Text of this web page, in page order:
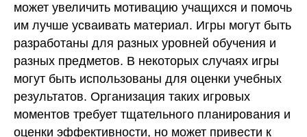
может увеличить мотивацию учащихся и помочь
им лучше усваивать материал. Игры могут быть
разработаны для разных уровней обучения и
разных предметов. В некоторых случаях игры
могут быть использованы для оценки учебных
результатов. Организация таких игровых
моментов требует тщательного планирования и
оценки эффективности, но может привести к